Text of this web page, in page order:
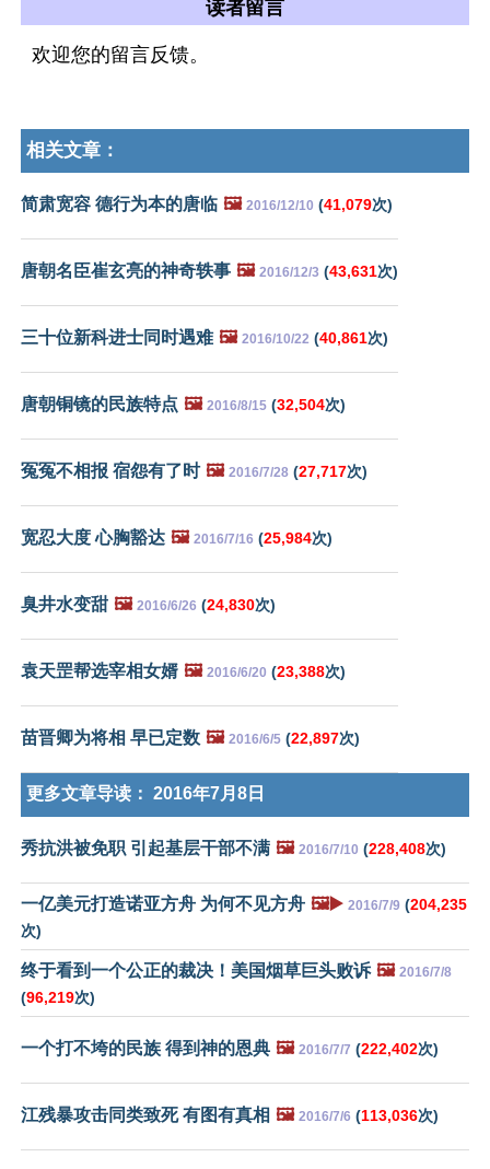
读者留言
欢迎您的留言反馈。
相关文章：
简肃宽容 德行为本的唐临 🖼️ 2016/12/10 (41,079次)
唐朝名臣崔玄亮的神奇轶事 🖼️ 2016/12/3 (43,631次)
三十位新科进士同时遇难 🖼️ 2016/10/22 (40,861次)
唐朝铜镜的民族特点 🖼️ 2016/8/15 (32,504次)
冤冤不相报 宿怨有了时 🖼️ 2016/7/28 (27,717次)
宽忍大度 心胸豁达 🖼️ 2016/7/16 (25,984次)
臭井水变甜 🖼️ 2016/6/26 (24,830次)
袁天罡帮选宰相女婿 🖼️ 2016/6/20 (23,388次)
苗晋卿为将相 早已定数 🖼️ 2016/6/5 (22,897次)
更多文章导读： 2016年7月8日
秀抗洪被免职 引起基层干部不满 🖼️ 2016/7/10 (228,408次)
一亿美元打造诺亚方舟 为何不见方舟 🖼️▶️ 2016/7/9 (204,235
次)
终于看到一个公正的裁决！美国烟草巨头败诉 🖼️ 2016/7/8
(96,219次)
一个打不垮的民族 得到神的恩典 🖼️ 2016/7/7 (222,402次)
江残暴攻击同类致死 有图有真相 🖼️ 2016/7/6 (113,036次)